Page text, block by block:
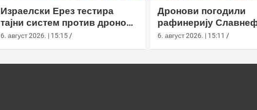
Израелски Ерез тестира
тајни систем против дронова
са капсулом и лансером
6. август 2026. | 15:15
Дронови погодили
рафинерију
ЈАНОС у
6. август 2026. | 15:11